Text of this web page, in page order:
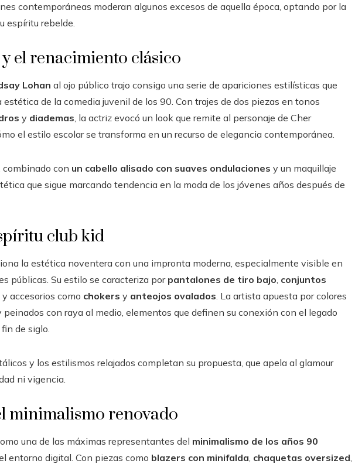
contemporáneas moderan algunos excesos de aquella época, optando por la
espíritu rebelde.
el renacimiento clásico
Lohan al ojo público trajo consigo una serie de apariciones estilísticas que
de la comedia juvenil de los 90. Con trajes de dos piezas en tonos
y diademas, la actriz evocó un look que remite al personaje de Cher
el estilo escolar se transforma en un recurso de elegancia contemporánea.
con un cabello alisado con suaves ondulaciones y un maquillaje
que sigue marcando tendencia en la moda de los jóvenes años después de
club kid
la estética noventera con una impronta moderna, especialmente visible en
públicas. Su estilo se caracteriza por pantalones de tiro bajo, conjuntos
y accesorios como chokers y anteojos ovalados. La artista apuesta por colores
con raya al medio, elementos que definen su conexión con el legado
de siglo.
y los estilismos relajados completan su propuesta, que apela al glamour
ni vigencia.
minimalismo renovado
una de las máximas representantes del minimalismo de los años 90
entorno digital. Con piezas como blazers con minifalda, chaquetas oversized,